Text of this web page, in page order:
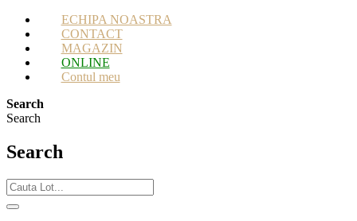
ECHIPA NOASTRA
CONTACT
MAGAZIN
ONLINE
Contul meu
Search
Search
Search